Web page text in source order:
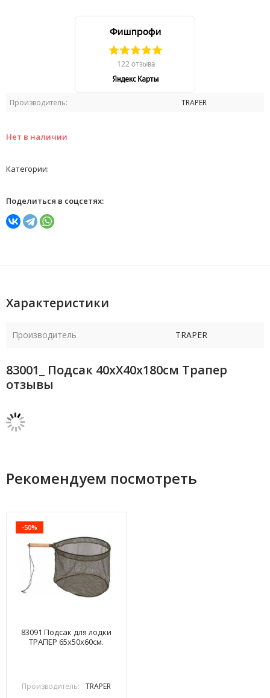
Производитель: TRAPER
Нет в наличии
Категории:
Поделиться в соцсетях:
Характеристики
Производитель TRAPER
83001_ Подсак 40хХ40х180см Трапер
отзывы
Рекомендуем посмотреть
-50%
83091 Подсак для лодки
ТРАПЕР 65x50x60см.
Производитель: TRAPER